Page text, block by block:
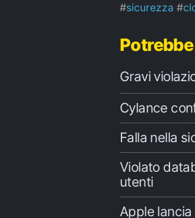
sicurezza
Gravi
Cylance
Falla nella
Violato
utenti
Apple